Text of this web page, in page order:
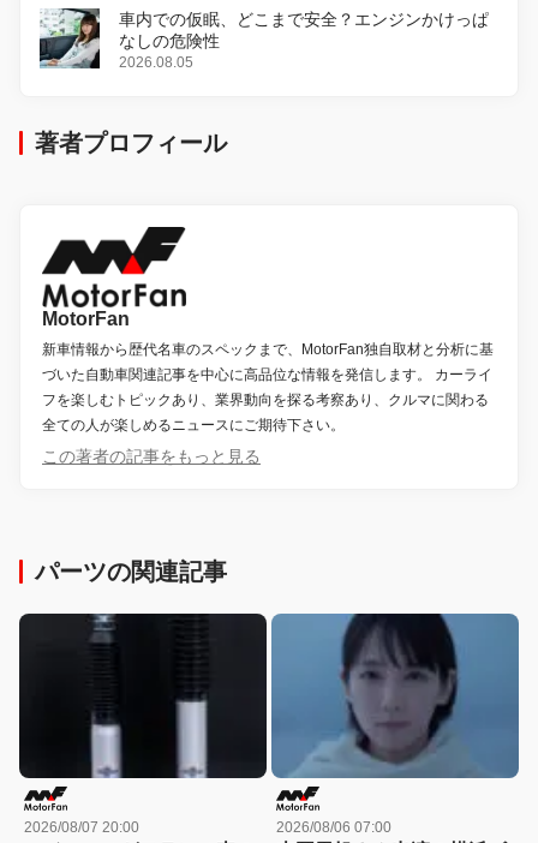
車内での仮眠、どこまで安全？エンジンかけっぱ
なしの危険性
2026.08.05
著者プロフィール
MotorFan
新車情報から歴代名車のスペックまで、MotorFan独自取材と分析に基
づいた自動車関連記事を中心に高品位な情報を発信します。 カーライ
フを楽しむトピックあり、業界動向を探る考察あり、クルマに関わる
全ての人が楽しめるニュースにご期待下さい。
この著者の記事をもっと見る
パーツの関連記事
2026/08/07 20:00 2026/08/06 07:00